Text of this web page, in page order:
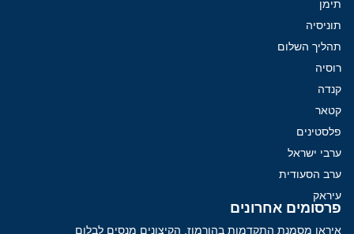
תימן
תוניסיה
תהליך השלום
רוסיה
קנדה
קטאר
פלסטינים
ערבי ישראל
ערב הסעודית
עיראק
פרסומים אחרונים
איראן מסמנת התקדמות בהורמוז, הקיצונים מנסים לבלום